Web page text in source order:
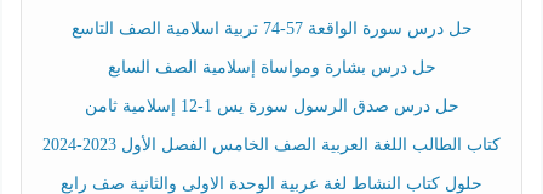
حل درس سورة الواقعة 57-74 تربية اسلامية الصف التاسع
حل درس بشارة ومواساة إسلامية الصف السابع
حل درس صدق الرسول سورة يس 1-12 إسلامية ثامن
كتاب الطالب اللغة العربية الصف الخامس الفصل الأول 2023-2024
حلول كتاب النشاط لغة عربية الوحدة الاولى والثانية صف رابع